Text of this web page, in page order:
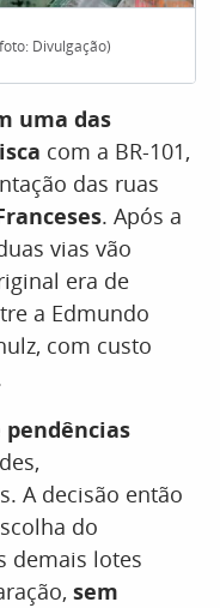
Divulgação)
uma das
com a BR-101,
das ruas
. Após a
vias vão
era de
a Edmundo
com custo
pendências
A decisão então
do
demais lotes
sem